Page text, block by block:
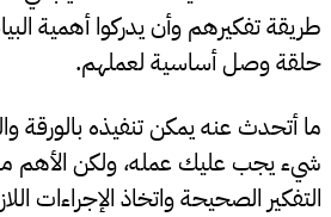
طريقة تفكيرهم وأن يدركوا أهمية
حلقة وصل أساسية لعملهم.
ما أتحدث عنه يمكن تنفيذه بالورقة
شيء يجب عليك عمله، ولكن الأهم
التفكير الصحيحة واتخاذ الإجراءات